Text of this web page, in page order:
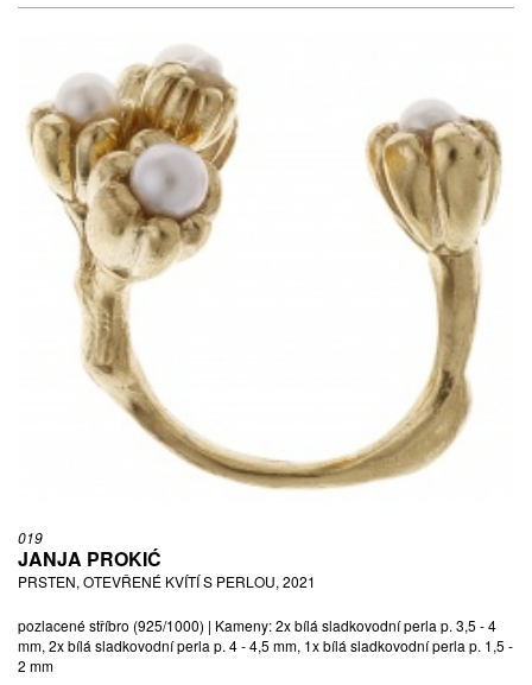
019
JANJA PROKIĆ
PRSTEN, OTEVŘENÉ KVÍTÍ S PERLOU, 2021
pozlacené stříbro (925/1000) | Kameny: 2x bílá sladkovodní perla p. 3,5 - 4
mm, 2x bílá sladkovodní perla p. 4 - 4,5 mm, 1x bílá sladkovodní perla p. 1,5 -
2 mm